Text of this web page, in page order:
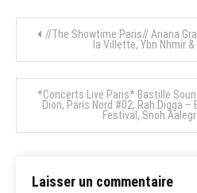
Navigation
de
l’article
//The Showtime Paris// Ariana
la Villette, Ybn Nhmir
*Concerts Live Paris* Bastille
Dion, Paris Nord #02, Rah Digga –
Festival, Snoh
Laisser un commentaire